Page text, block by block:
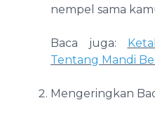
nempel sama
Baca juga:
Tentang Mandi
Mengeringkan